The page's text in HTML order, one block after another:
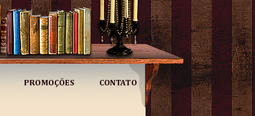
PROMOÇÕES CONTATO